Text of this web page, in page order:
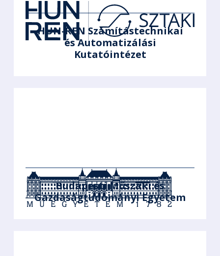
HUN-REN Számítástechnikai
és Automatizálási
Kutatóintézet
Budapesti Műszaki és
Gazdaságtudományi Egyetem